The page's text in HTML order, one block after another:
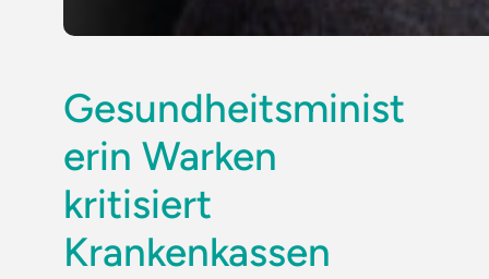
Gesundheitsminist
erin Warken
kritisiert
Krankenkassen